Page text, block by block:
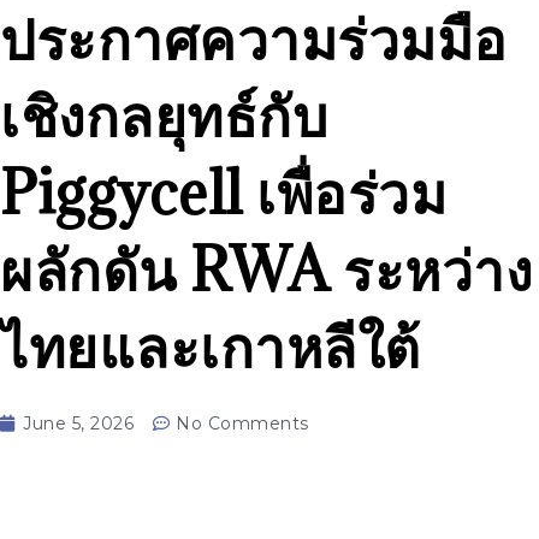
ประกาศความร่วมมือ
เชิงกลยุทธ์กับ
Piggycell เพื่อร่วม
ผลักดัน RWA ระหว่าง
ไทยและเกาหลีใต้
June 5, 2026 No Comments